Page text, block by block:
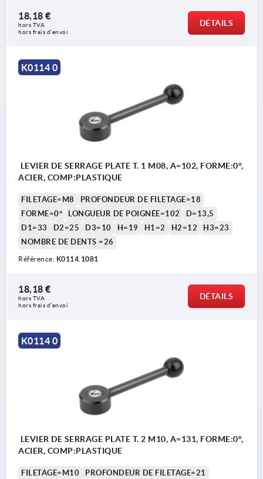
18,18 €
hors TVA
hors frais d’envoi
DÉTAILS
K0114 0
LEVIER DE SERRAGE PLATE T. 1 M08, A=102, FORME:0°,
ACIER, COMP:PLASTIQUE
FILETAGE=M8
PROFONDEUR DE FILETAGE=18
FORME=0°
LONGUEUR DE POIGNÉE=102
D=13,5
D1=33
D2=25 D3=10 H=19 H1=2 H2=12
H3=23
NOMBRE DE DENTS =26
Référence: K0114.1081
18,18 €
hors TVA
hors frais d’envoi
DÉTAILS
K0114 0
LEVIER DE SERRAGE PLATE T. 2 M10, A=131, FORME:0°,
ACIER, COMP:PLASTIQUE
FILETAGE=M10 PROFONDEUR DE FILETAGE=21